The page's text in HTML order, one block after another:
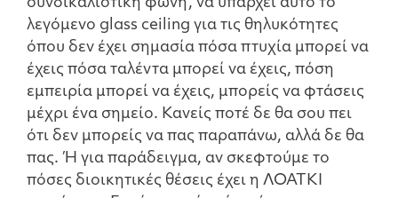
συνδικαλιστική φωνή, να υπάρχει αυτό το
λεγόμενο glass ceiling για τις θηλυκότητες
όπου δεν έχει σημασία πόσα πτυχία μπορεί να
έχεις πόσα ταλέντα μπορεί να έχεις, πόση
εμπειρία μπορεί να έχεις, μπορείς να φτάσεις
μέχρι ένα σημείο. Κανείς ποτέ δε θα σου πει
ότι δεν μπορείς να πας παραπάνω, αλλά δε θα
πας. Ή για παράδειγμα, αν σκεφτούμε το
πόσες διοικητικές θέσεις έχει η ΛΟΑΤΚΙ